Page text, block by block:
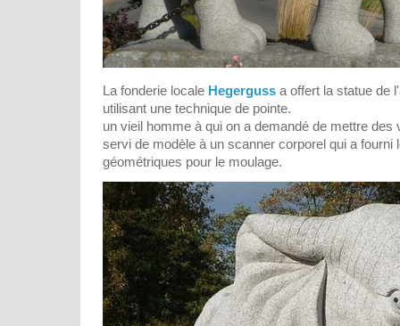
La fonderie locale Hegerguss a offert la statue de
utilisant une technique de pointe.
un vieil homme à qui on a demandé de mettre des
servi de modèle à un scanner corporel qui a fourni
géométriques pour le moulage.